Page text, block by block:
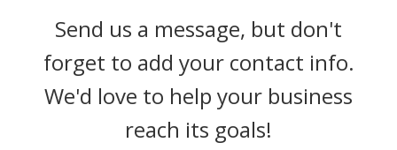
Send us a message, but don't
forget to add your contact info.
We'd love to help your business
reach its goals!